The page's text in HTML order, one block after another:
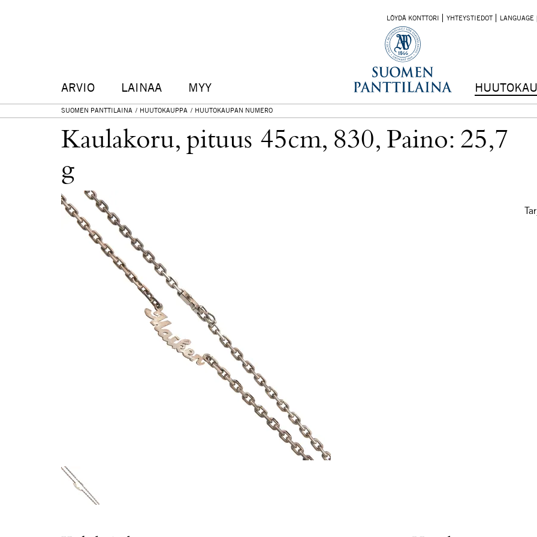
LÖYDÄ KONTTORI YHTEYSTIEDOT LANGUAGE
ARVIO LAINAA MYY
SUOMEN PANTTILAINA HUUTOKAUPPA HUUTOKAUPAN NUMERO
Kaulakoru, pituus 45cm, 830, Paino: 25,7
g